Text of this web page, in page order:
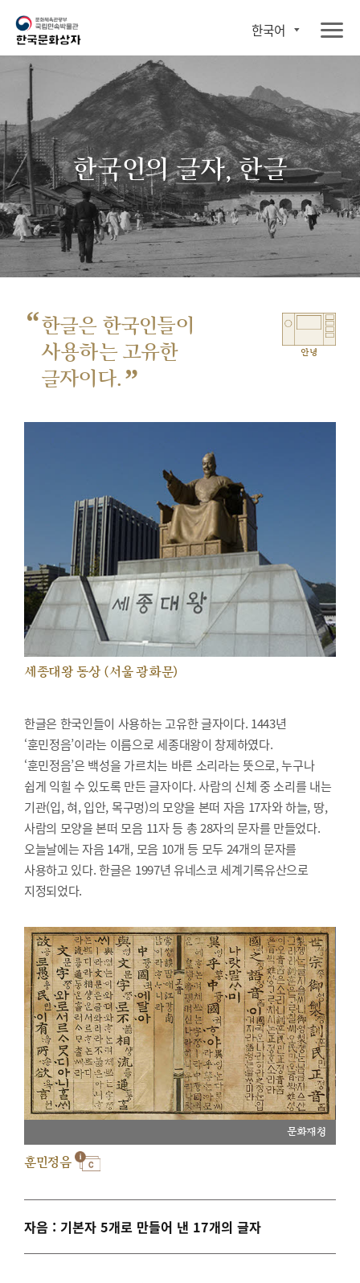
한국어
한국인의 글자, 한글
“한글은 한국인들이
사용하는 고유한
글자이다. ”
안녕
세종대왕 동상 (서울 광화문)
한글은 한국인들이 사용하는 고유한 글자이다. 1443년
‘훈민정음’이라는 이름으로 세종대왕이 창제하였다.
‘훈민정음’은 백성을 가르치는 바른 소리라는 뜻으로, 누구나
쉽게 익힐 수 있도록 만든 글자이다. 사람의 신체 중 소리를 내는
기관(입, 혀, 입안, 목구멍)의 모양을 본떠 자음 17자와 하늘, 땅,
사람의 모양을 본떠 모음 11자 등 총 28자의 문자를 만들었다.
오늘날에는 자음 14개, 모음 10개 등 모두 24개의 문자를
사용하고 있다. 한글은 1997년 유네스코 세계기록유산으로
지정되었다.
문화재청
훈민정음
자음 : 기본자 5개로 만들어 낸 17개의 글자